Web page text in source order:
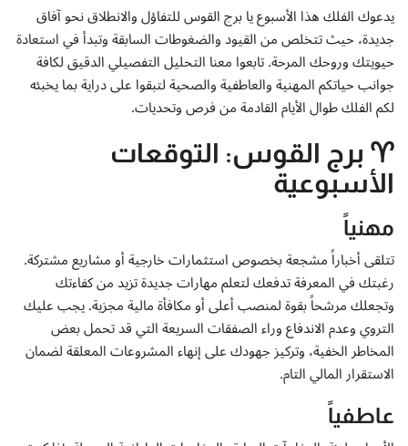
من نحن
سياسة الخصوصية
رئيس التحرير
إتصل بنا
يدعوك الفلك هذا الأسبوع يا برج القوس للتفاؤل والانطلاق نحو آفاق
جديدة، حيث تتخلص من القيود والضغوطات السابقة وتبدأ في استعادة
حيويتك وروحك المرحة. تابعوا معنا التحليل التفصيلي الدقيق لكافة
جوانب حياتكم المهنية والعاطفية والصحية لتبقوا على دراية بما يخبئه
لكم الفلك طوال الأيام القادمة من فرص وتحديات.
♈ برج القوس: التوقعات
الأسبوعية
مهنياً
تتلقى أخباراً مشجعة بخصوص استثمارات خارجية أو مشاريع مشتركة.
رغبتك في المعرفة تدفعك لتعلم مهارات جديدة تزيد من كفاءتك
وتجعلك مرشحاً بقوة لمنصب أعلى أو مكافأة مالية مجزية. يجب عليك
التروي وعدم الاندفاع وراء الصفقات السريعة التي قد تحمل بعض
المخاطر الخفية، وتركيز جهودك على إنهاء المشروعات المعلقة لضمان
الاستقرار المالي التام.
عاطفياً